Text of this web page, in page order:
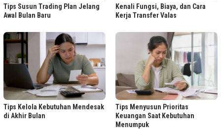
Tips Susun Trading Plan Jelang
Awal Bulan Baru
Kenali Fungsi, Biaya, dan Cara
Kerja Transfer Valas
Tips Kelola Kebutuhan Mendesak
di Akhir Bulan
Tips Menyusun Prioritas
Keuangan Saat Kebutuhan
Menumpuk